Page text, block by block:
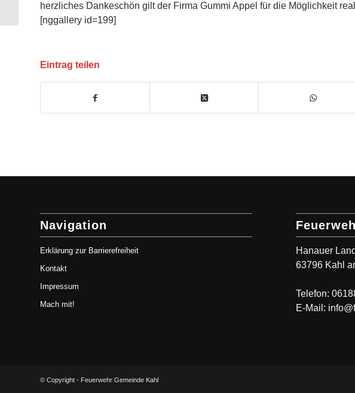
herzliches Dankeschön gilt der Firma Gummi Appel für die Möglichkeit
[nggallery id=199]
Eintrag teilen
Navigation
Erklärung zur Barrierefreiheit
Kontakt
Impressum
Mach mit!
Hanauer
63796 Kahl
Telefon:
E-Mail:
© Copyright - Feuerwehr Gemeinde Kahl